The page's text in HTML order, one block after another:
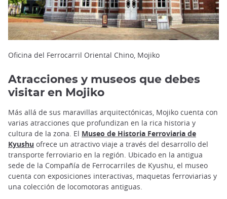
Oficina del Ferrocarril Oriental Chino, Mojiko
Atracciones y museos que debes
visitar en Mojiko
Más allá de sus maravillas arquitectónicas, Mojiko cuenta con
varias atracciones que profundizan en la rica historia y
cultura de la zona. El Museo de Historia Ferroviaria de
Kyushu ofrece un atractivo viaje a través del desarrollo del
transporte ferroviario en la región. Ubicado en la antigua
sede de la Compañía de Ferrocarriles de Kyushu, el museo
cuenta con exposiciones interactivas, maquetas ferroviarias y
una colección de locomotoras antiguas.